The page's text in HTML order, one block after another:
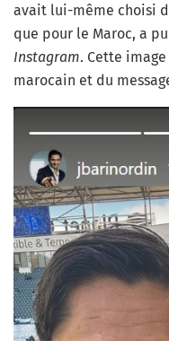
avait lui-même choisi
que pour le Maroc, a
Instagram. Cette
marocain et du